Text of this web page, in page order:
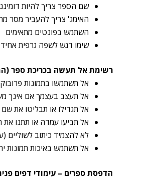
שם הספר צריך להיות
האימג' צריך להעביר מסר
השתמש בפונטים מתאימים
שימו דגש לשפה גרפית
רשימת אל תעשה בכריכת ספר
אל תשתמשו בתמונות
אל תעצב בעצמך אם אינך
אל תגדילו או תבליטו את
אל תביעו עמדה או תתנו
לא להצמיד כיתוב לשוליים
אל תשתמש באיכות תמונות
הדפסת ספרים – עימודי דפים